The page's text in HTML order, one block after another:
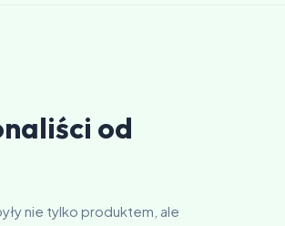
od
nie tylko produktem, ale